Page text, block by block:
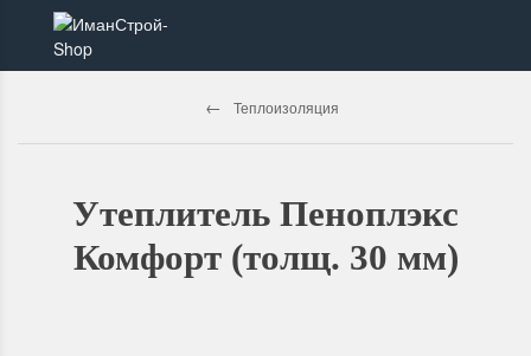
Теплоизоляция
Утеплитель Пеноплэкс
Комфорт (толщ. 30 мм)